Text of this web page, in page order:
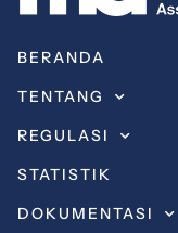
BERANDA
TENTANG
REGULASI
STATISTIK
DOKUMENTASI